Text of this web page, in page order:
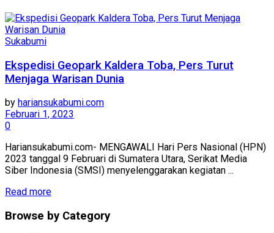
Sukabumi
Ekspedisi Geopark Kaldera Toba, Pers Turut
Menjaga Warisan Dunia
by hariansukabumi.com
Februari 1, 2023
0
Hariansukabumi.com- MENGAWALI Hari Pers Nasional (HPN)
2023 tanggal 9 Februari di Sumatera Utara, Serikat Media
Siber Indonesia (SMSI) menyelenggarakan kegiatan ...
Read more
Browse by Category